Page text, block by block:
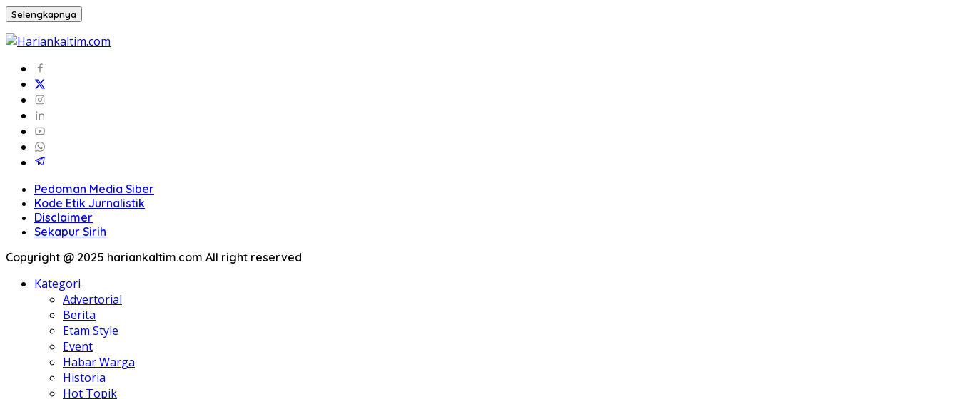
Selengkapnya
Pedoman Media Siber
Kode Etik Jurnalistik
Disclaimer
Sekapur Sirih
Copyright @ 2025 hariankaltim.com All right reserved
Kategori
Advertorial
Berita
Etam Style
Event
Habar Warga
Historia
Hot Topik